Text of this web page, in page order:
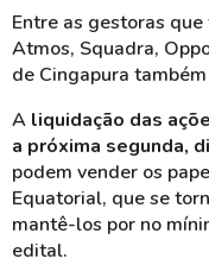
Entre as gestoras
Atmos, Squadra,
de Cingapura
A liquidação das
a próxima segunda,
podem vender os
Equatorial, que se
mantê-los por no
edital.